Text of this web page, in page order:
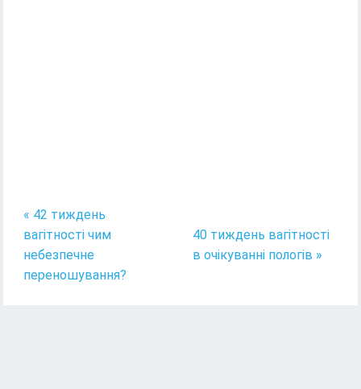
« 42 тиждень
вагітності чим
небезпечне
переношування?
40 тиждень вагітності
в очікуванні пологів »